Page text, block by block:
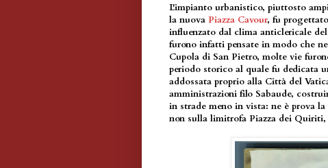
L'impianto urbanistico, piuttosto
la nuova Piazza Cavour, fu
influenzato dal clima anticlericale
furono infatti pensate in modo che
Cupola di San Pietro, molte vie
periodo storico al quale fu dedicata
addossata proprio alla Città del
amministrazioni filo Sabaude,
in strade meno in vista: ne è prova
non sulla limitrofa Piazza dei Quiriti,